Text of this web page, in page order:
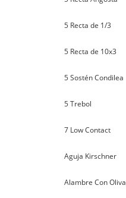
5 Recta de 1/3
5 Recta de 10x3
5 Sostén Condilea
5 Trebol
7 Low Contact
Aguja Kirschner
Alambre Con Oliva